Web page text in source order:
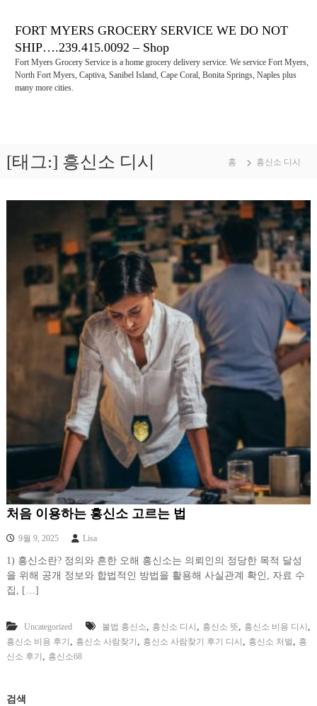
FORT MYERS GROCERY SERVICE WE DO NOT
SHIP….239.415.0092 – Shop
Fort Myers Grocery Service is a home grocery delivery service. We service Fort Myers,
North Fort Myers, Captiva, Sanibel Island, Cape Coral, Bonita Springs, Naples plus
many more cities.
[태그:] 흥신소 디시 홈 흥신소 디시
처음 이용하는 흥신소 고르는 법
9월 9, 2025 Lisa
1) 흥신소란? 정의와 흔한 오해 흥신소는 의뢰인의 정당한 목적 달성
을 위해 공개 정보와 합법적인 방법을 활용해 사실관계 확인, 자료 수
집, […]
Uncategorized 불법 흥신소, 흥신소 디시 , 흥신소 뜻, 흥신소 비용 디시 ,
흥신소 비용 후기 , 흥신소 사람찾기 , 흥신소 사람찾기 후기 디시 , 흥신소 처벌 , 흥
신소 후기 , 흥신소68
검색